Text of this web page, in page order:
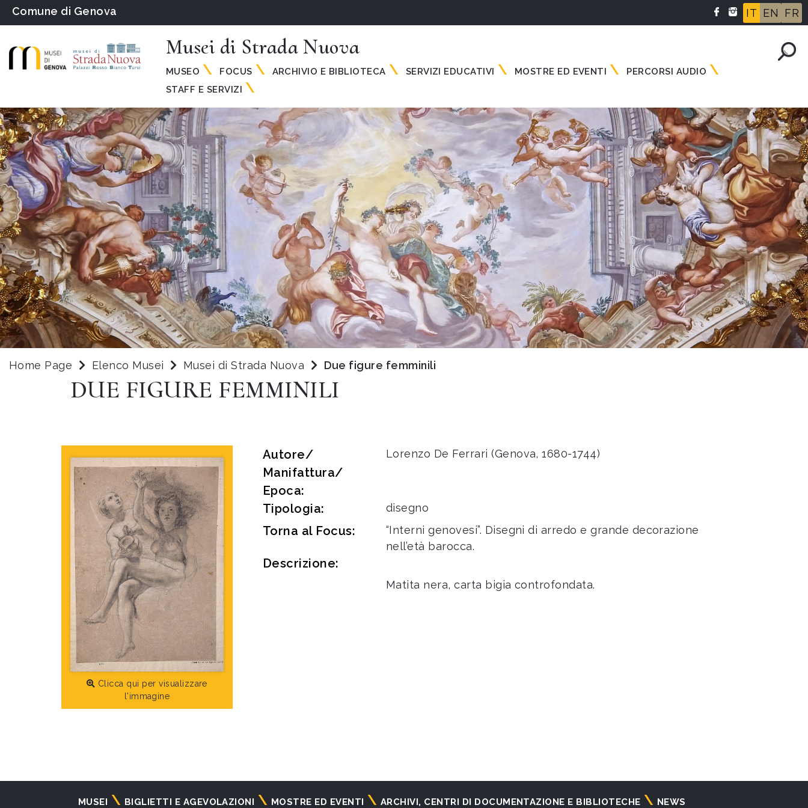
Comune di Genova IT EN FR
Musei di Strada Nuova
MUSEO FOCUS ARCHIVIO E BIBLIOTECA SERVIZI EDUCATIVI MOSTRE ED EVENTI
PERCORSI AUDIO
STAFF E SERVIZI
Home Page Elenco Musei Musei di Strada Nuova Due figure femminili
DUE FIGURE FEMMINILI
Clicca qui per visualizzare
l'immagine
Autore/
Manifattura/
Epoca:
Lorenzo De Ferrari (Genova, 1680-1744)
Tipologia: disegno
Torna al Focus:
“Interni genovesi”. Disegni di arredo e grande decorazione
nell’età barocca.
Descrizione:
Matita nera, carta bigia controfondata.
Navigazione
MUSEI BIGLIETTI E AGEVOLAZIONI MOSTRE ED EVENTI ARCHIVI, CENTRI DI DOCUMENTAZIONE E BIBLIOTECHE NEWS